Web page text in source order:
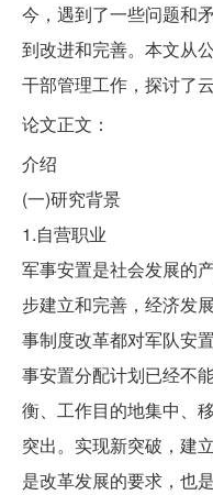
今，遇到了一些问题和
到改进和完善。本文从
干部管理工作，探讨了
论文正文：
介绍
(一)研究背景
1.自营职业
军事安置是社会发展的
步建立和完善，经济发
事制度改革都对军队安
事安置分配计划已经不
衡、工作目的地集中、
突出。实现新突破，建
是改革发展的要求，也